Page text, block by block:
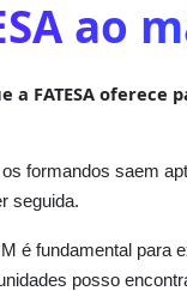
ao
a FATESA
formandos saem
seguida.
é fundamental para
posso